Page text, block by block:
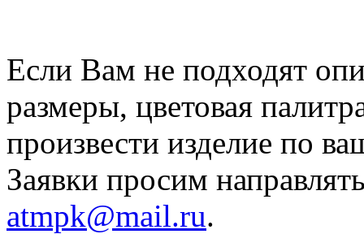
Если Вам не подходят
размеры, цветовая
произвести изделие по
Заявки просим
atmpk@mail.ru.